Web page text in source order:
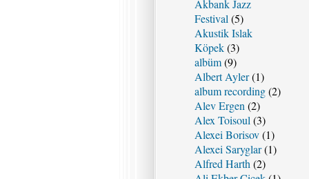
Akbank Jazz
Festival (5)
Akustik Islak
Köpek(3)
albüm(9)
Albert Ayler(1)
album recording(2)
Alev Ergen (2)
Alex Toisoul (3)
Alexei Borisov(1)
Alexei Saryglar(1)
Alfred Harth (2)